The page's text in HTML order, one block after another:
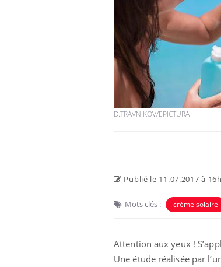
D.TRAVNIKOV/EPICTURA
Publié le 11.07.2017 à
Mots clés : crème solaire
Attention aux yeux !
Une étude réalisée par